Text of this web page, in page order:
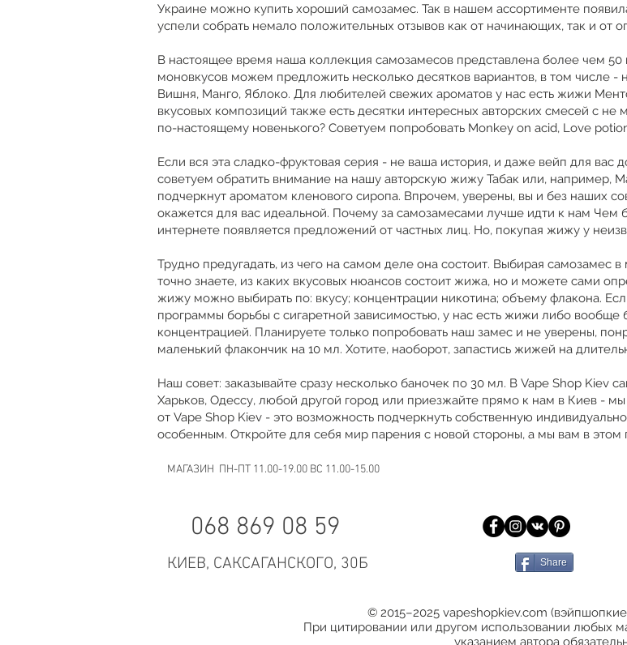
Украине можно купить хороший самозамес. Так в нашем ассортименте
успели собрать немало положительных отзывов как от начинающих, так и от
В настоящее время наша коллекция самозамесов представлена более чем
моновкусов можем предложить несколько десятков вариантов, в том числе -
Вишня, Манго, Яблоко. Для любителей свежих ароматов у нас есть жижи
вкусовых композиций также есть десятки интересных авторских смесей с
по-настоящему новенького? Советуем попробовать Monkey on acid, Love
Если вся эта сладко-фруктовая серия - не ваша история, и даже вейп для вас
советуем обратить внимание на нашу авторскую жижу Табак или, например,
подчеркнут ароматом кленового сиропа. Впрочем, уверены, вы и без наших
окажется для вас идеальной. Почему за самозамесами лучше идти к нам Чем
интернете появляется предложений от частных лиц. Но, покупая жижу у
Трудно предугадать, из чего на самом деле она состоит. Выбирая самозамес
точно знаете, из каких вкусовых нюансов состоит жижа, но и можете сами
жижу можно выбирать по: вкусу; концентрации никотина; объему флакона.
программы борьбы с сигаретной зависимостью, у нас есть жижи либо вообще
концентрацией. Планируете только попробовать наш замес и не уверены,
маленький флакончик на 10 мл. Хотите, наоборот, запастись жижей на
Наш совет: заказывайте сразу несколько баночек по 30 мл. В Vape Shop Kiev
Харьков, Одессу, любой другой город или приезжайте прямо к нам в Киев -
от Vape Shop Kiev - это возможность подчеркнуть собственную
особенным. Откройте для себя мир парения с новой стороны, а мы вам в
МАГАЗИН ПН-ПТ 11.00-19.00 ВС 11.00-15.00
068 869 08 59
КИЕВ, САКСАГАНСКОГО, 30Б Share
© 2015–2025 vapeshopkiev.com
При цитировании или другом использовании любых
указанием автора